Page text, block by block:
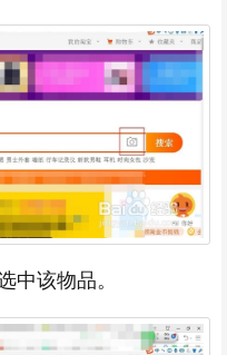
中该物品。